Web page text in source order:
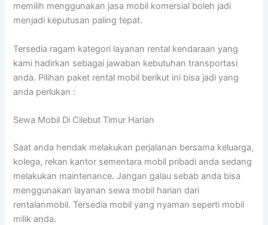
memilih menggunakan jasa mobil komersial boleh jadi
menjadi keputusan paling tepat.
Tersedia ragam kategori layanan rental kendaraan yang
kami hadirkan sebagai jawaban kebutuhan transportasi
anda. Pilihan paket rental mobil berikut ini bisa jadi yang
anda perlukan :
Sewa Mobil Di Cilebut Timur Harian
Saat anda hendak melakukan perjalanan bersama keluarga,
kolega, rekan kantor sementara mobil pribadi anda sedang
melakukan maintenance. Jangan galau sebab anda bisa
menggunakan layanan sewa mobil harian dari
rentalanmobil. Tersedia mobil yang nyaman seperti mobil
milik anda.